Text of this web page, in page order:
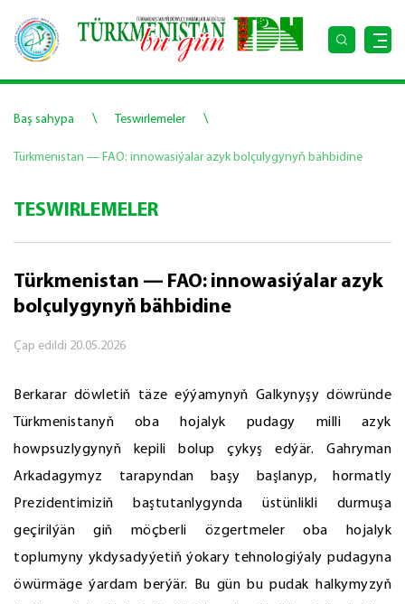
Baş sahypa \ Teswirlemeler \
Türkmenistan — FAO: innowasiýalar azyk bolçulygynyň bähbidine
TESWIRLEMELER
Türkmenistan — FAO: innowasiýalar azyk
bolçulygynyň bähbidine
Çap edildi 20.05.2026
Berkarar döwletiň täze eýýamynyň Galkynyşy döwründe
Türkmenistanyň oba hojalyk pudagy milli azyk
howpsuzlygynyň kepili bolup çykyş edýär. Gahryman
Arkadagymyz tarapyndan başy başlanyp, hormatly
Prezidentimiziň baştutanlygynda üstünlikli durmuşa
geçirilýän giň möçberli özgertmeler oba hojalyk
toplumyny ykdysadyýetiň ýokary tehnologiýaly pudagyna
öwürmäge ýardam berýär. Bu gün bu pudak halkymyzyň